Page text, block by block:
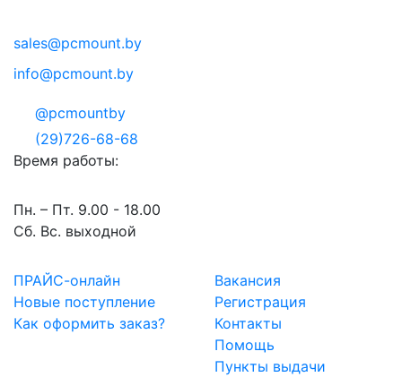
sales@pcmount.by
info@pcmount.by
@pcmountby
(29)726-68-68
Время работы:
Пн. – Пт. 9.00 - 18.00
Сб. Вс. выходной
ПРАЙС-онлайн
Новые поступление
Как оформить заказ?
Вакансия
Регистрация
Контакты
Помощь
Пункты выдачи